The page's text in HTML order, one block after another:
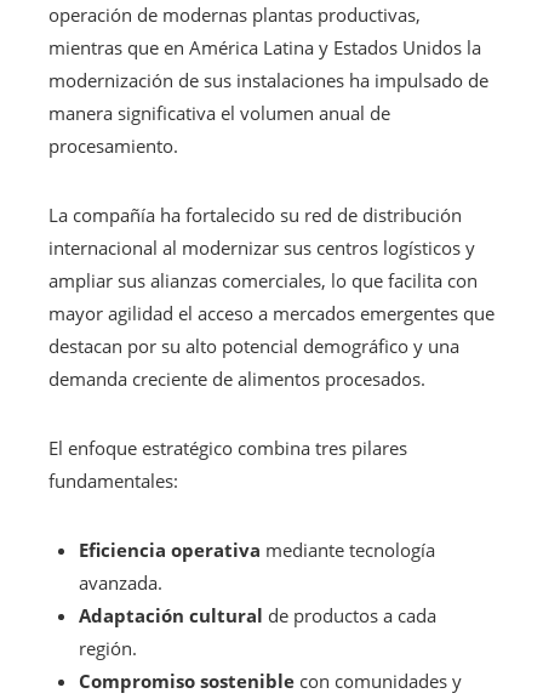
operación de modernas plantas productivas,
mientras que en América Latina y Estados Unidos la
modernización de sus instalaciones ha impulsado de
manera significativa el volumen anual de
procesamiento.
La compañía ha fortalecido su red de distribución
internacional al modernizar sus centros logísticos y
ampliar sus alianzas comerciales, lo que facilita con
mayor agilidad el acceso a mercados emergentes que
destacan por su alto potencial demográfico y una
demanda creciente de alimentos procesados.
El enfoque estratégico combina tres pilares
fundamentales:
Eficiencia operativa mediante tecnología
avanzada.
Adaptación cultural de productos a cada
región.
Compromiso sostenible con comunidades y